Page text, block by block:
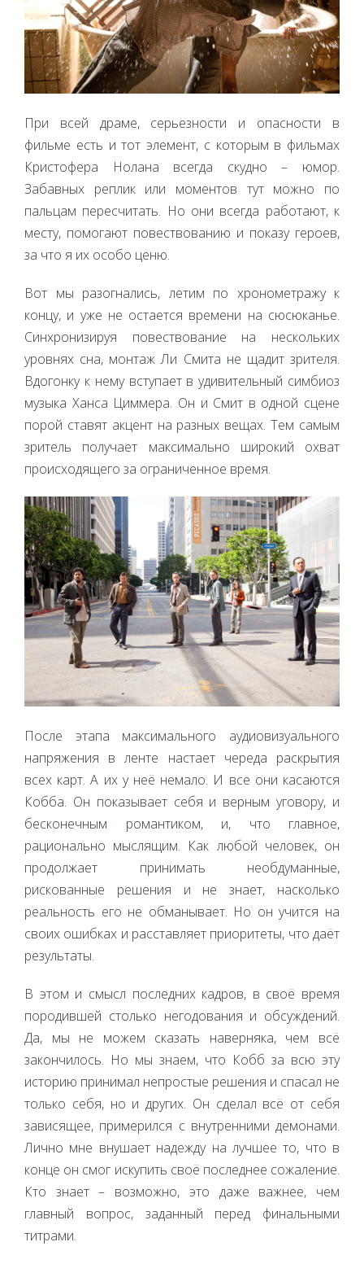
При всей драме, серьезности и опасности в
фильме есть и тот элемент, с которым в фильмах
Кристофера Нолана всегда скудно – юмор.
Забавных реплик или моментов тут можно по
пальцам пересчитать. Но они всегда работают, к
месту, помогают повествованию и показу героев,
за что я их особо ценю.
Вот мы разогнались, летим по хронометражу к
концу, и уже не остается времени на сюсюканье.
Синхронизируя повествование на нескольких
уровнях сна, монтаж Ли Смита не щадит зрителя.
Вдогонку к нему вступает в удивительный симбиоз
музыка Ханса Циммера. Он и Смит в одной сцене
порой ставят акцент на разных вещах. Тем самым
зритель получает максимально широкий охват
происходящего за ограниченное время.
После этапа максимального аудиовизуального
напряжения в ленте настает череда раскрытия
всех карт. А их у неё немало. И все они касаются
Кобба. Он показывает себя и верным уговору, и
бесконечным романтиком, и, что главное,
рационально мыслящим. Как любой человек, он
продолжает принимать необдуманные,
рискованные решения и не знает, насколько
реальность его не обманывает. Но он учится на
своих ошибках и расставляет приоритеты, что даёт
результаты.
В этом и смысл последних кадров, в своё время
породившей столько негодования и обсуждений.
Да, мы не можем сказать наверняка, чем всё
закончилось. Но мы знаем, что Кобб за всю эту
историю принимал непростые решения и спасал не
только себя, но и других. Он сделал всё от себя
зависящее, примерился с внутренними демонами.
Лично мне внушает надежду на лучшее то, что в
конце он смог искупить своё последнее сожаление.
Кто знает – возможно, это даже важнее, чем
главный вопрос, заданный перед финальными
титрами.